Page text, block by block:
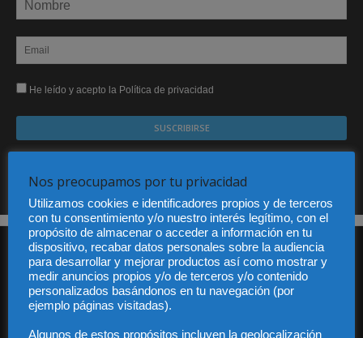
He leído y acepto la Política de privacidad
S.L. y no será cedido a un tercero en ningún caso.
Audiencia y Publicidad
Nos preocupamos por tu privacidad
Utilizamos cookies e identificadores propios y de terceros
con tu consentimiento y/o nuestro interés legítimo, con el
propósito de almacenar o acceder a información en tu
dispositivo, recabar datos personales sobre la audiencia
para desarrollar y mejorar productos así como mostrar y
medir anuncios propios y/o de terceros y/o contenido
personalizados basándonos en tu navegación (por
ejemplo páginas visitadas).
Algunos de estos propósitos incluyen la geolocalización